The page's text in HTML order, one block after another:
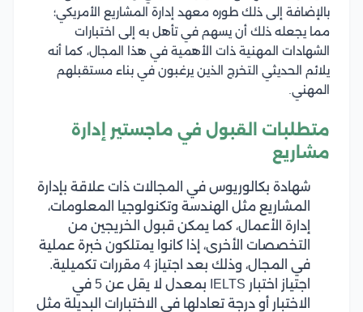
بالإضافة إلى ذلك طوره معهد إدارة المشاريع الأمريكي؛
مما يجعله ذلك أن يسهم في تأهل به إلى اختبارات
الشهادات المهنية ذات الأهمية في هذا المجال، كما أنه
يلائم الحديثي التخرج الذين يرغبون في بناء مستقبلهم
المهني.
متطلبات القبول في ماجستير إدارة
مشاريع
شهادة بكالوريوس في المجالات ذات علاقة بإدارة
المشاريع مثل الهندسة وتكنولوجيا المعلومات،
إدارة الأعمال، كما يمكن قبول الخريجين من
التخصصات الأخرى، إذا كانوا يمتلكون خبرة عملية
في المجال، وذلك بعد اجتياز 4 مقررات تكميلية.
اجتياز اختبار IELTS بمعدل لا يقل عن 5 في
الاختبار أو درجة تعادلها في الاختبارات البديلة مثل